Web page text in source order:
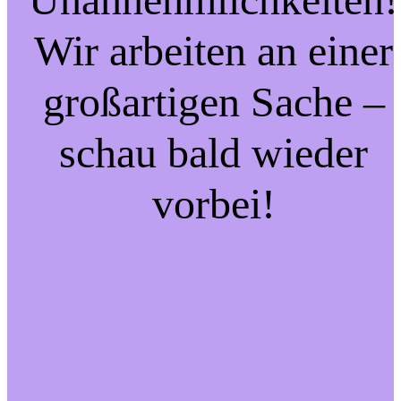
Wir arbeiten an einer
großartigen Sache –
schau bald wieder
vorbei!